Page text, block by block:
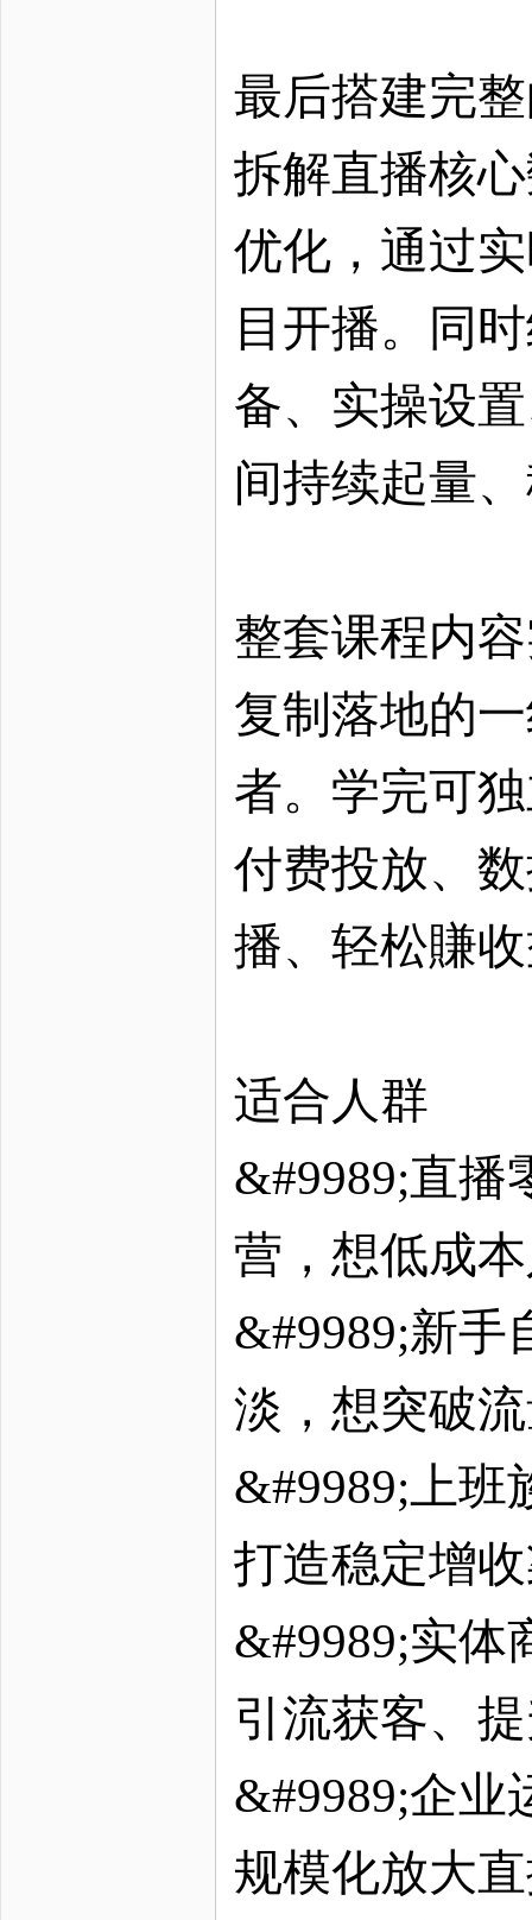
最后搭建完
拆解直播核
优化，通过
目开播。同
备、实操设
间持续起量
整套课程内
复制落地的
者。学完可
付费投放、
播、轻松賺
适合人群
&#9989;直播
营，想低成
&#9989;新手
淡，想突破
&#9989;上班
打造稳定增
&#9989;实体
引流获客、
&#9989;企业
规模化放大